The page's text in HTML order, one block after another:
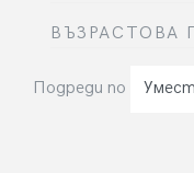
ВЪЗРАСТОВА
Подреди по